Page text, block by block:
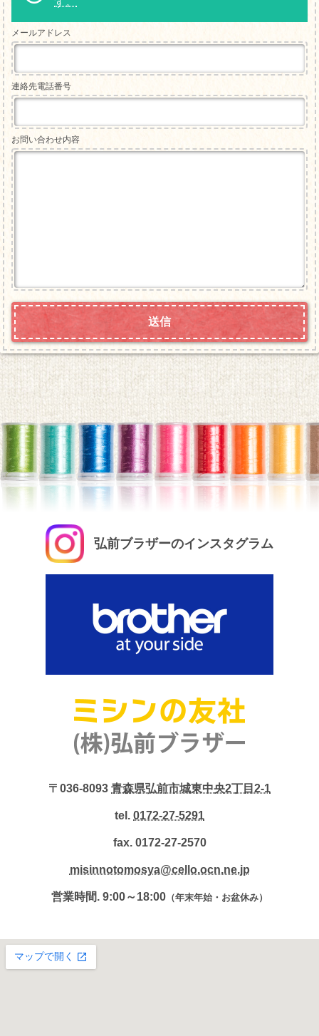
メールアドレス
連絡先電話番号
お問い合わせ内容
弘前ブラザーのインスタグラム
〒036-8093 青森県弘前市城東中央2丁目2-1
tel. 0172-27-5291
fax. 0172-27-2570
misinnotomosya@cello.ocn.ne.jp
営業時間. 9:00～18:00 （年末年始・お盆休み）